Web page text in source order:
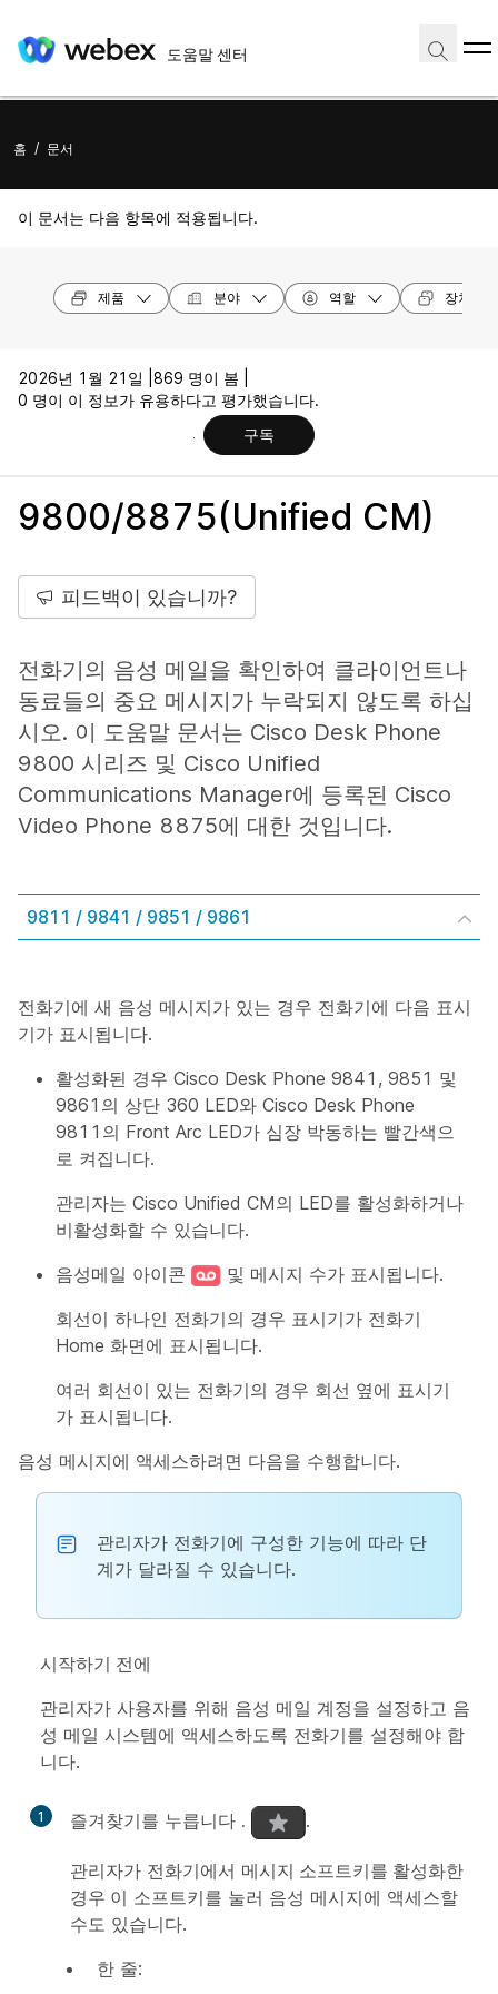
도움말 센터
홈 / 문서
이 문서는 다음 항목에 적용됩니다.
제품 분야 역할 장치 모
2026년 1월 21일 | 869 명이 봄 |
0 명이 이 정보가 유용하다고 평가했습니다.
구독
9800/8875(Unified CM)
피드백이 있습니까?
전화기의 음성 메일을 확인하여 클라이언트나
동료들의 중요 메시지가 누락되지 않도록 하십
시오. 이 도움말 문서는 Cisco Desk Phone
9800 시리즈 및 Cisco Unified
Communications Manager에 등록된 Cisco
Video Phone 8875에 대한 것입니다.
9811 / 9841 / 9851 / 9861
전화기에 새 음성 메시지가 있는 경우 전화기에 다음 표시
기가 표시됩니다.
활성화된 경우 Cisco Desk Phone 9841, 9851 및
9861의 상단 360 LED와 Cisco Desk Phone
9811의 Front Arc LED가 심장 박동하는 빨간색으
로 켜집니다.
관리자는 Cisco Unified CM의 LED를 활성화하거나
비활성화할 수 있습니다.
음성메일 아이콘
및 메시지 수가 표시됩니다.
회선이 하나인 전화기의 경우 표시기가 전화기
Home 화면에 표시됩니다.
여러 회선이 있는 전화기의 경우 회선 옆에 표시기
가 표시됩니다.
음성 메시지에 액세스하려면 다음을 수행합니다.
관리자가 전화기에 구성한 기능에 따라 단
계가 달라질 수 있습니다.
시작하기 전에
관리자가 사용자를 위해 음성 메일 계정을 설정하고 음
성 메일 시스템에 액세스하도록 전화기를 설정해야 합
니다.
1 즐겨찾기를 누릅니다 . .
관리자가 전화기에서 메시지 소프트키를 활성화한
경우 이 소프트키를 눌러 음성 메시지에 액세스할
수도 있습니다.
한 줄: